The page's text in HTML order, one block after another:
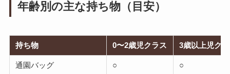
年齢別の主な持ち物（目安）
持ち物 0〜2歳児クラス 3歳以上児ク
通園バッグ ○ ○